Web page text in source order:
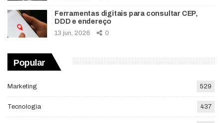
Ferramentas digitais para consultar CEP,
DDD e endereço
13 jun, 2026 0
Popular
Marketing 529
Tecnologia 437